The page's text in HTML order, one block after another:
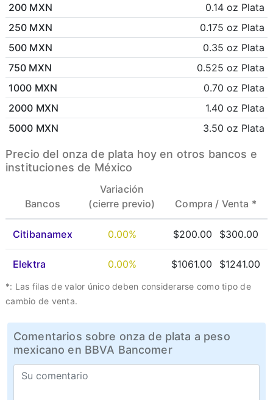
200 MXN
0.14 oz Plata
250 MXN
0.175 oz Plata
500 MXN
0.35 oz Plata
750 MXN
0.525 oz Plata
1000 MXN
0.70 oz Plata
2000 MXN
1.40 oz Plata
5000 MXN
3.50 oz Plata
Precio del onza de plata hoy en otros bancos e
instituciones de México
Bancos
Variación
(cierre previo)
Compra / Venta *
Citibanamex 0.00% $200.00 $300.00
Elektra 0.00% $1061.00 $1241.00
*: Las filas de valor único deben considerarse como tipo de
cambio de venta.
Comentarios sobre onza de plata a peso
mexicano en BBVA Bancomer